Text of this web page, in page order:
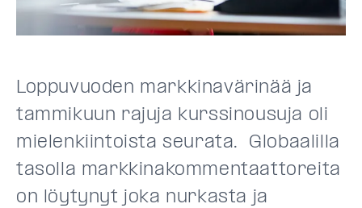
Loppuvuoden markkinavärinää ja
tammikuun rajuja kurssinousuja oli
mielenkiintoista seurata. Globaalilla
tasolla markkinakommentaattoreita
on löytynyt joka nurkasta ja